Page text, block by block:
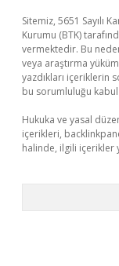
Sitemiz, 5651 Sayılı
Kurumu (BTK)
vermektedir. Bu
veya araştırma
yazdıkları içeriklerin
bu sorumluluğu kabul
Hukuka ve yasal
içerikleri,
halinde, ilgili içerikler